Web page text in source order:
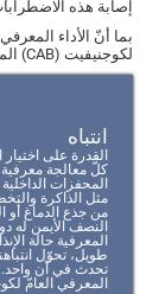
إصابة هذه
بما أنّ الأداء
لكوجنيفيت (CAB) المناطق والمهارات المعرفية التالية:
انتباه
القدرة على
كلّ معالجة
المحفزات
مثل الذاكرة
من جذع الدماغ أو
النصف الأيمن له
المعرفية حالة
طويل، تحوّل
تحدث في آن واحد.
المعرفي العامّ